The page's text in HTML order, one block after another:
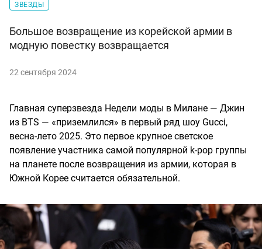
ЗВЕЗДЫ
Большое возвращение из корейской армии в
модную повестку возвращается
22 сентября 2024
Главная суперзвезда Недели моды в Милане — Джин
из BTS — «приземлился» в первый ряд шоу Gucci,
весна-лето 2025. Это первое крупное светское
появление участника самой популярной k-pop группы
на планете после возвращения из армии, которая в
Южной Корее считается обязательной.